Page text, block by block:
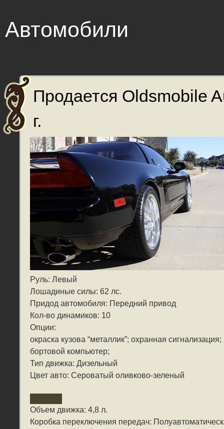
Автомобили
Продается Oldsmobile
г.
Руль: Левый
Лошадиные силы: 62 лс.
Придод автомобиля: Передний привод
Кол-во динамиков: 10
Опции:
окраска кузова “металлик”; охранная
бортовой компьютер;
Тип движка: Дизельный
Цвет авто: Сероватый оливково-зеленый
Объем движка: 4,8 л.
Коробка переключения передач: